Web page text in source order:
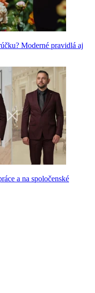
Moderné pravidlá aj
a na spoločenské